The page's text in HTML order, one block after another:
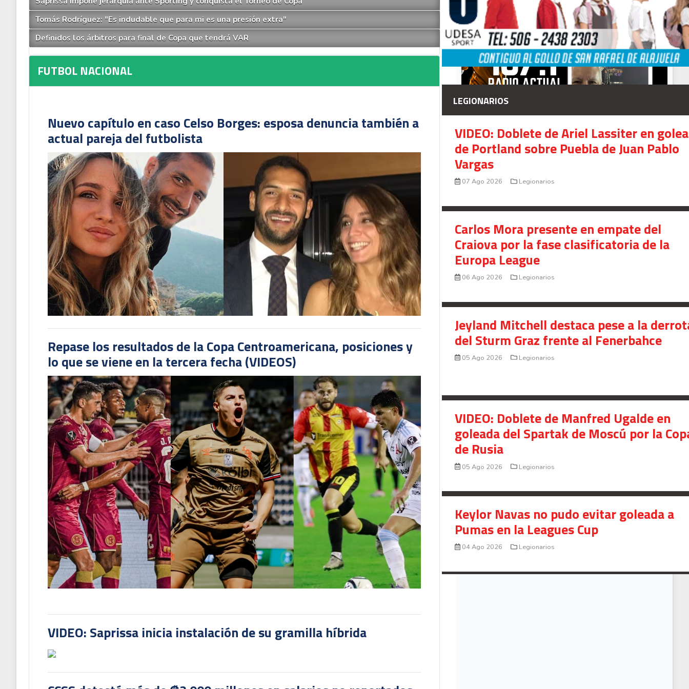
presunto fraude en bienes gananciales
Your Add Here !!
Señal en vivo:
Tomás Rodríguez: "Es indudable que para mi es una presión extra"
Definidos los árbitros para final de Copa que tendrá VAR
FUTBOL NACIONAL
Nuevo capítulo en caso Celso Borges: esposa denuncia también a
actual pareja del futbolista
Repase los resultados de la Copa Centroamericana, posiciones y
lo que se viene en la tercera fecha (VIDEOS)
VIDEO: Saprissa inicia instalación de su gramilla híbrida
LEGIONARIOS
VIDEO: Doblete de Ariel Lassiter en
de Portland sobre Puebla de Juan Pablo
Vargas
07 Ago 2026 Legionarios
Carlos Mora presente en empate del
Craiova por la fase clasificatoria de la
Europa League
06 Ago 2026 Legionarios
Jeyland Mitchell destaca pese a la
del Sturm Graz frente al Fenerbahce
05 Ago 2026 Legionarios
VIDEO: Doblete de Manfred Ugalde en
goleada del Spartak de Moscú por la
de Rusia
05 Ago 2026 Legionarios
Keylor Navas no pudo evitar goleada a
Pumas en la Leagues Cup
04 Ago 2026 Legionarios